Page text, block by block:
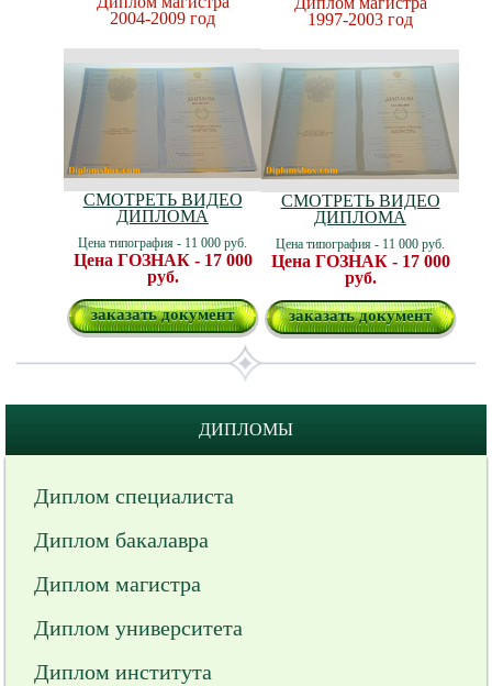
2004-2009 год
СМОТРЕТЬ ВИДЕО
ДИПЛОМА
Цена типография - 11 000 руб.
Цена ГОЗНАК - 17 000
руб.
заказать документ
1997-2003 год
СМОТРЕТЬ ВИДЕО
ДИПЛОМА
Цена типография - 11 000 руб.
Цена ГОЗНАК - 17 000
руб.
заказать документ
ДИПЛОМЫ
Диплом специалиста
Диплом бакалавра
Диплом магистра
Диплом университета
Диплом института